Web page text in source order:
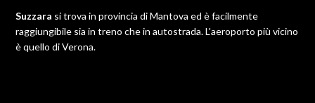
Suzzara si trova in provincia di Mantova ed è facilmente
raggiungibile sia in treno che in autostrada. L'aeroporto più vicino
è quello di Verona.